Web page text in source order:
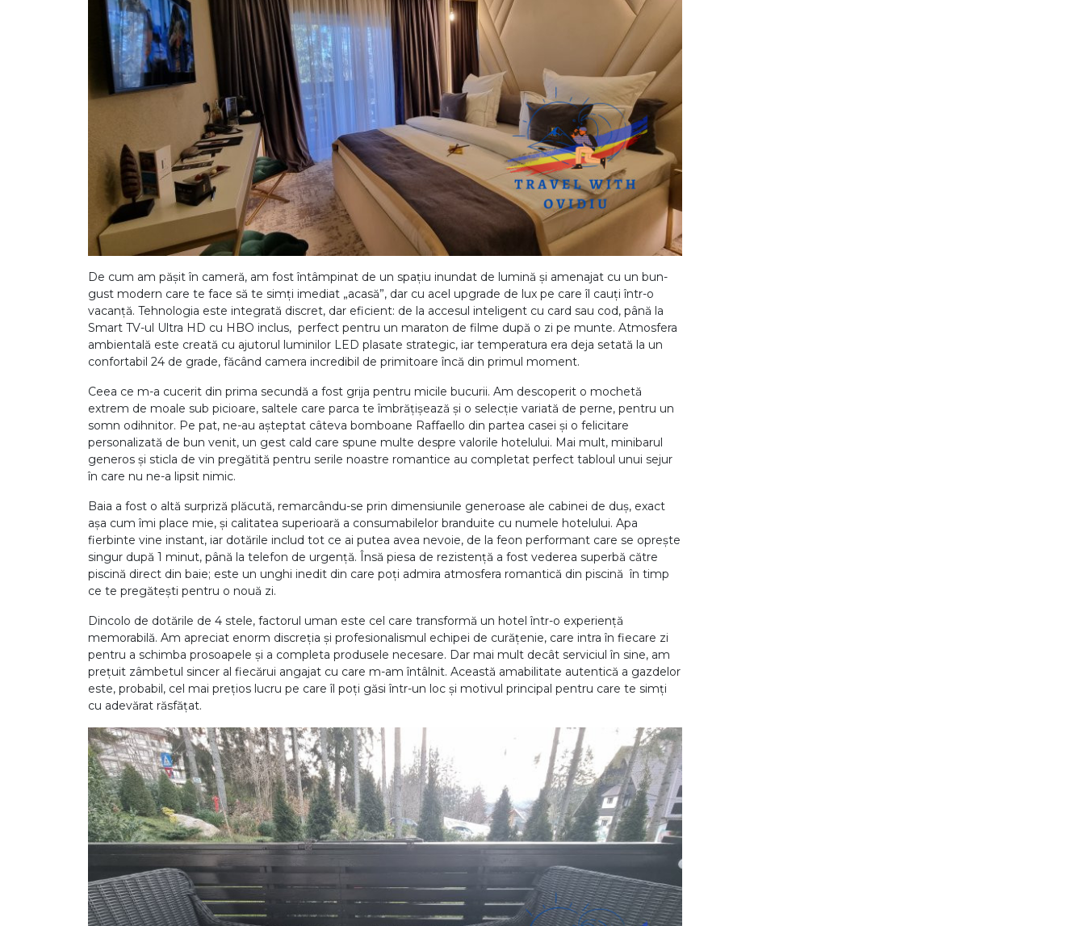
De cum am pășit în cameră, am fost întâmpinat de un spațiu inundat de lumină și amenajat cu un bun-
gust modern care te face să te simți imediat „acasă”, dar cu acel upgrade de lux pe care îl cauți într-o
vacanță. Tehnologia este integrată discret, dar eficient: de la accesul inteligent cu card sau cod, până la
Smart TV-ul Ultra HD cu HBO inclus, perfect pentru un maraton de filme după o zi pe munte. Atmosfera
ambientală este creată cu ajutorul luminilor LED plasate strategic, iar temperatura era deja setată la un
confortabil 24 de grade, făcând camera incredibil de primitoare încă din primul moment.
Ceea ce m-a cucerit din prima secundă a fost grija pentru micile bucurii. Am descoperit o mochetă
extrem de moale sub picioare, saltele care parca te îmbrățișează și o selecție variată de perne, pentru un
somn odihnitor. Pe pat, ne-au așteptat câteva bomboane Raffaello din partea casei și o felicitare
personalizată de bun venit, un gest cald care spune multe despre valorile hotelului. Mai mult, minibarul
generos și sticla de vin pregătită pentru serile noastre romantice au completat perfect tabloul unui sejur
în care nu ne-a lipsit nimic.
Baia a fost o altă surpriză plăcută, remarcându-se prin dimensiunile generoase ale cabinei de duș, exact
așa cum îmi place mie, și calitatea superioară a consumabilelor branduite cu numele hotelului. Apa
fierbinte vine instant, iar dotările includ tot ce ai putea avea nevoie, de la feon performant care se oprește
singur după 1 minut, până la telefon de urgență. Însă piesa de rezistență a fost vederea superbă către
piscină direct din baie; este un unghi inedit din care poți admira atmosfera romantică din piscină în timp
ce te pregătești pentru o nouă zi.
Dincolo de dotările de 4 stele, factorul uman este cel care transformă un hotel într-o experiență
memorabilă. Am apreciat enorm discreția și profesionalismul echipei de curățenie, care intra în fiecare zi
pentru a schimba prosoapele și a completa produsele necesare. Dar mai mult decât serviciul în sine, am
prețuit zâmbetul sincer al fiecărui angajat cu care m-am întâlnit. Această amabilitate autentică a gazdelor
este, probabil, cel mai prețios lucru pe care îl poți găsi într-un loc și motivul principal pentru care te simți
cu adevărat răsfățat.